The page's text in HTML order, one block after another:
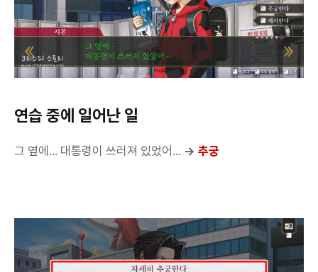
연습 중에 일어난 일
그 옆에... 대통령이 쓰러져 있었어... → 추궁